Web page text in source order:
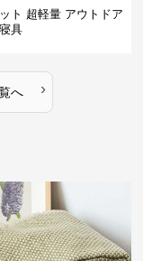
ト 超軽量 アウトドア
具
へ ›